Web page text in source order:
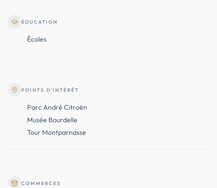
ÉDUCATION
Écoles
POINTS D'INTÉRÊT
Parc André Citroën
Musée Bourdelle
Tour Montparnasse
COMMERCES